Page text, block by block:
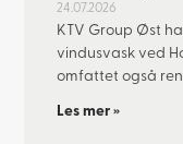
24.07.2026
KTV Group Øst
vindusvask ved
omfattet også
Les mer »